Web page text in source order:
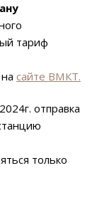
тариф
сайте ВМКТ.
отправка
только